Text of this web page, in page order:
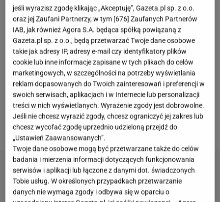
"Świat według Kiepskich"gościł na antenie przez
ponad 20 lat i był jednym z najdłużej emitowanych
polskich seriali. Produkcja opowiadała o losach
stereotypowej polskiej rodziny, która zmaga się z
codziennymi problemami. W rolę głównego
bohatera –Ferdynanda Kiepskiegowcielał się
Andrzej Grabowski. Aktor gościł w programie
"KINOrozmowa" Marcina Radomskiego. Podczas
rozmowy opowiedział o zarobkach na planie serialu.
jeśli wyrazisz zgodę klikając „Akceptuję”, Gazeta.pl sp. z o.o.
oraz jej Zaufani Partnerzy, w tym [676] Zaufanych Partnerów
IAB, jak również Agora S.A. będąca spółką powiązaną z
Gazeta.pl sp. z o.o., będą przetwarzać Twoje dane osobowe
takie jak adresy IP, adresy e-mail czy identyfikatory plików
cookie lub inne informacje zapisane w tych plikach do celów
marketingowych, w szczególności na potrzeby wyświetlania
reklam dopasowanych do Twoich zainteresowań i preferencji w
swoich serwisach, aplikacjach i w Internecie lub personalizacji
treści w nich wyświetlanych. Wyrażenie zgody jest dobrowolne.
Jeśli nie chcesz wyrazić zgody, chcesz ograniczyć jej zakres lub
chcesz wycofać zgodę uprzednio udzieloną przejdź do
„Ustawień Zaawansowanych”.
Twoje dane osobowe mogą być przetwarzane także do celów
badania i mierzenia informacji dotyczących funkcjonowania
serwisów i aplikacji lub łączone z danymi dot. świadczonych
Tobie usług. W określonych przypadkach przetwarzanie
danych nie wymaga zgody i odbywa się w oparciu o